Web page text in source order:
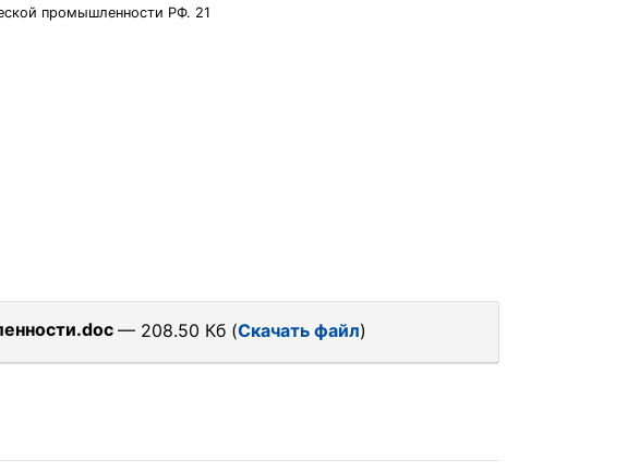
промышленности РФ. 21
— 208.50 Кб (Скачать файл)